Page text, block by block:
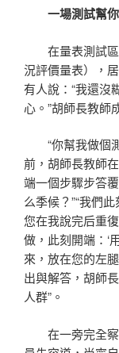
一場測試幫
在量表測試
況評價量表），
有人說：“我還沒
心。”胡師長教師
“你幫我做個
前，胡師長教師
端一個步驟步答
么季候？”“我們
您在我說完后重
做，此刻開端：‘
來，放在您的左
出與解答，胡師
人群”。
在一旁完全